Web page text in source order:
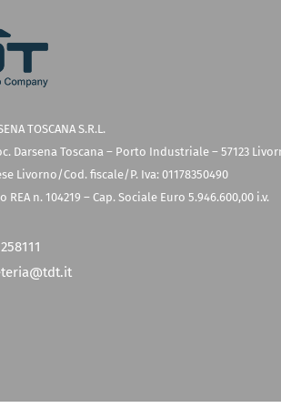
TOSCANA S.R.L.
Darsena Toscana – Porto Industriale – 57123
Livorno/Cod. fiscale/P. Iva: 01178350490
REA n. 104219 – Cap. Sociale Euro 5.946.600,00 i.v.